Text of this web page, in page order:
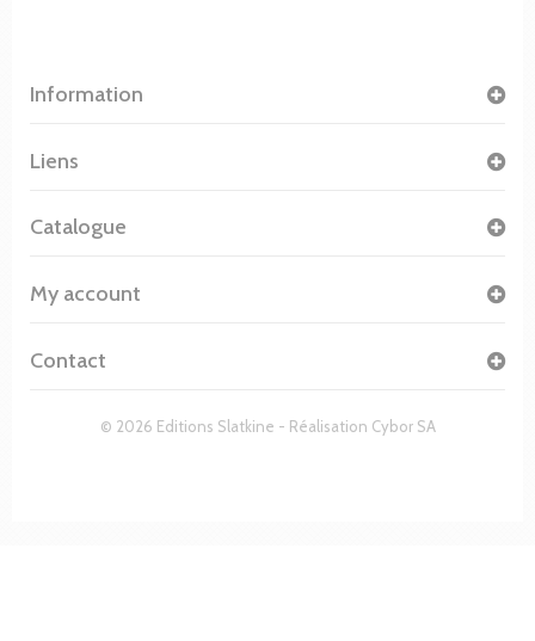
Information
© 2026 Editions Slatkine - Réalisation Cybor SA
Liens
Catalogue
My account
Contact